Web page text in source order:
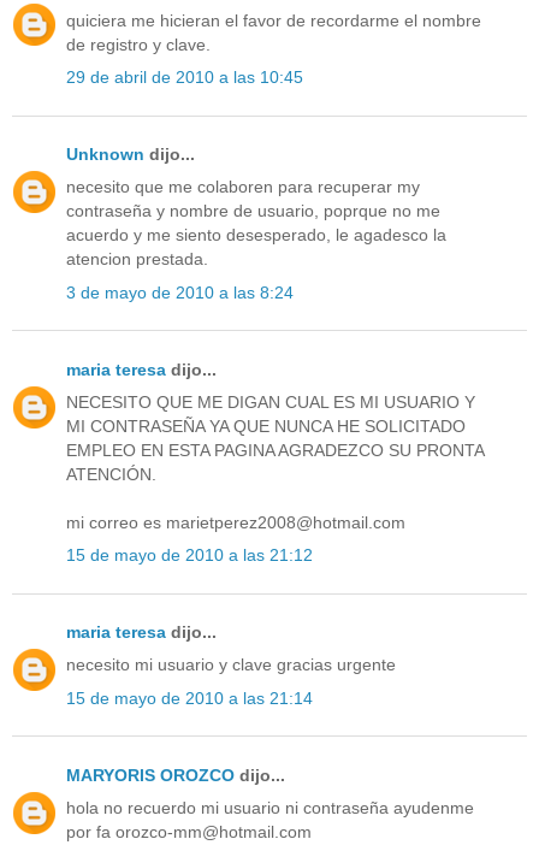
quiciera me hicieran el favor de recordarme el nombre
de registro y clave.
29 de abril de 2010 a las 10:45
Unknown dijo...
necesito que me colaboren para recuperar my
contraseña y nombre de usuario, poprque no me
acuerdo y me siento desesperado, le agadesco la
atencion prestada.
3 de mayo de 2010 a las 8:24
maria teresa dijo...
NECESITO QUE ME DIGAN CUAL ES MI USUARIO Y
MI CONTRASEÑA YA QUE NUNCA HE SOLICITADO
EMPLEO EN ESTA PAGINA AGRADEZCO SU PRONTA
ATENCIÓN.
mi correo es marietperez2008@hotmail.com
15 de mayo de 2010 a las 21:12
maria teresa dijo...
necesito mi usuario y clave gracias urgente
15 de mayo de 2010 a las 21:14
MARYORIS OROZCO dijo...
hola no recuerdo mi usuario ni contraseña ayudenme
por fa orozco-mm@hotmail.com